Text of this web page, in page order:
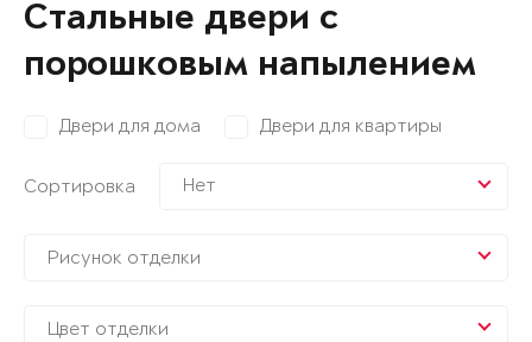
Стальные двери с
порошковым напылением
Двери для дома Двери для квартиры
Сортировка Нет
Рисунок отделки
Цвет отделки